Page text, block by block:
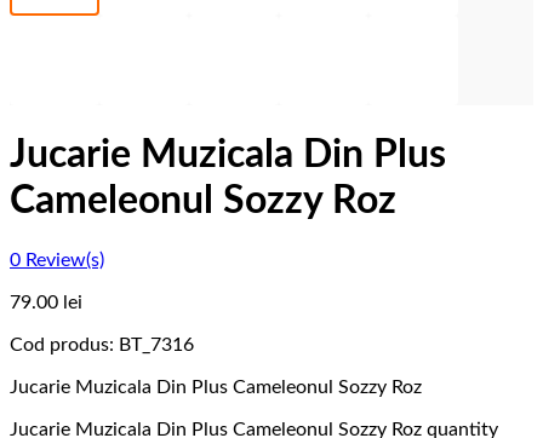
Jucarie Muzicala Din Plus
Cameleonul Sozzy Roz
0 Review(s)
79.00 lei
Cod produs: BT_7316
Jucarie Muzicala Din Plus Cameleonul Sozzy Roz
Jucarie Muzicala Din Plus Cameleonul Sozzy Roz quantity